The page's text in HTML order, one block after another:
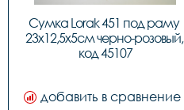
Сумка Lorak 451 под раму
23х12,5х5см черно-розовый,
код 45107
добавить в сравнение